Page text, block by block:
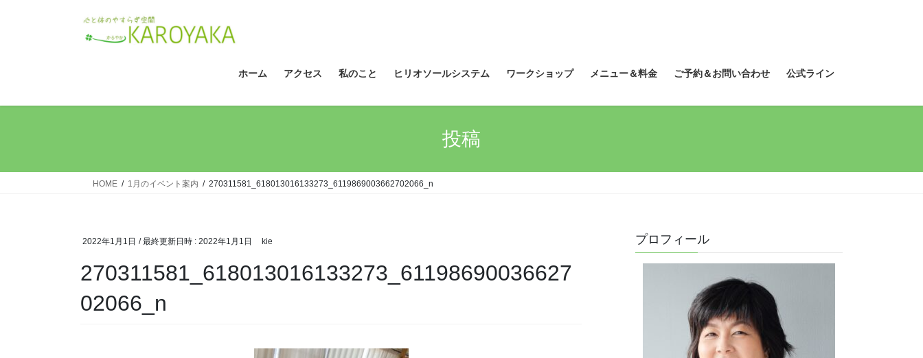
ス
ン
ホーム アクセス 私のこと ヒリオソールシステム ワークショップ メニュー＆料金 ご予約＆お問い合わせ 公式ライン
投稿
HOME 1月のイベント案内 270311581_618013016133273_6119869003662702066_n
2022年1月1日 / 最終更新日時 : 2022年1月1日 kie
270311581_618013016133273_61198690036627
02066_n
プロフィール